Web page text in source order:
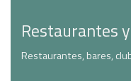
Restaurantes
Restaurantes, bares,